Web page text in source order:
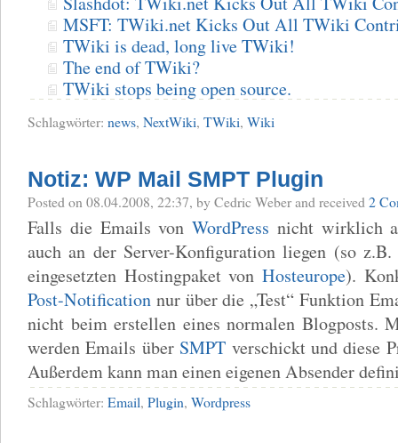
MSFT: TWiki.net Kicks Out All TWiki
TWiki is dead, long live TWiki!
The end of TWiki?
TWiki stops being open source.
Schlagwörter: news, NextWiki, TWiki, Wiki
Notiz: WP Mail SMPT Plugin
Posted on 08.04.2008, 22:37, by Cedric Weberand received 2
Falls die Emails vonWordPress nicht wirklich
auch an der Server-Konfiguration liegen (so
eingesetzten Hostingpaket vonHosteurope).
Post-Notification nur über die „Test“ Funktion
nicht beim erstellen eines normalen Blogposts.
werden Emails über SMPT verschickt und diese
Außerdem kann man einen eigenen Absender
Schlagwörter: Email, Plugin, Wordpress